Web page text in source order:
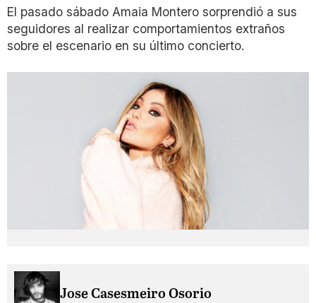
El pasado sábado Amaia Montero sorprendió a sus
seguidores al realizar comportamientos extraños
sobre el escenario en su último concierto.
Jose Casesmeiro Osorio